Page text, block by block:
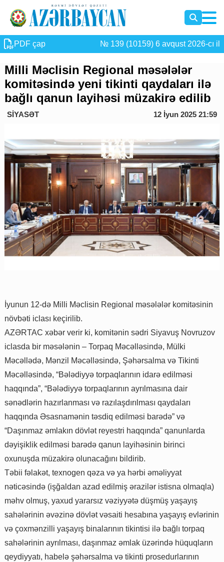
PDF çap № 139 (10159) 6 avqust 2026-cı il
Milli Məclisin Regional məsələlər
komitəsində yeni tikinti qaydaları ilə
bağlı qanun layihəsi müzakirə edilib
SİYASƏT 12 İyun 2025 21:59
İyunun 12-də Milli Məclisin Regional məsələlər komitəsinin
növbəti iclası keçirilib.
AZƏRTAC xəbər verir ki, komitənin sədri Siyavuş Novruzov
iclasda bir məsələnin – Torpaq Məcəlləsində, Mülki
Məcəllədə, Mənzil Məcəlləsində, Şəhərsalma və Tikinti
Məcəlləsində, “Bələdiyyə torpaqlarının idarə edilməsi
haqqında”, “Bələdiyyə torpaqlarının ayrılmasına dair
sənədlərin hazırlanması və razılaşdırılması qaydaları
haqqında Əsasnamənin təsdiq edilməsi barədə” və
“Daşınmaz əmlakın dövlət reyestri haqqında” qanunlarda
dəyişiklik edilməsi barədə qanun layihəsinin birinci
oxunuşda müzakirə olunacağını bildirib.
Təbii fəlakət, texnogen qəza və ya hərbi əməliyyat
nəticəsində (işğaldan azad edilmiş ərazilər istisna olmaqla)
məhv olmuş, yaxud yararsız vəziyyətə düşmüş yaşayış
sahələrinin əvəzinə dövlət vəsaiti hesabına yaşayış evlərinin
və çoxmənzilli yaşayış binalarının tikintisi ilə bağlı torpaq
sahələrinin ayrılması, daşınmaz əmlak üzərində hüquqların
qeydiyyatı, habelə şəhərsalma və tikinti prosedurlarının